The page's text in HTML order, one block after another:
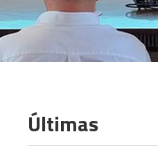
Últimas